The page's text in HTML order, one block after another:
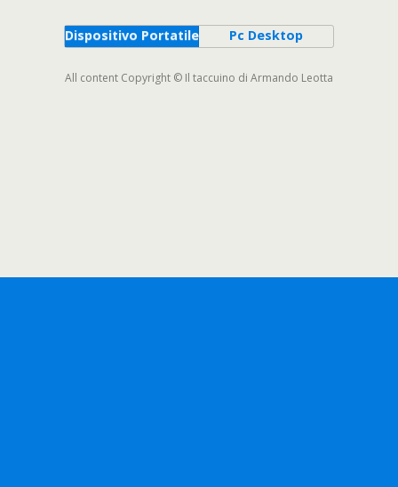
Dispositivo Portatile Pc Desktop
All content Copyright © Il taccuino di Armando Leotta